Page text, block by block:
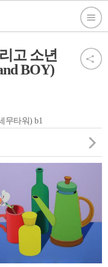
고 소년
BOY)
무타워) b1